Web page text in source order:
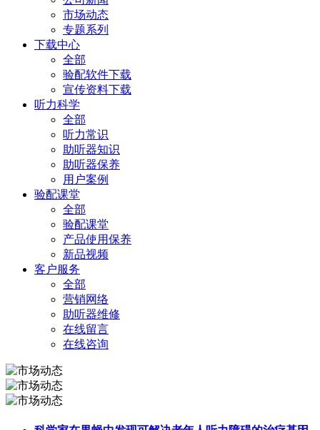
市场动态
专题系列
下载中心
全部
验配软件下载
宣传资料下载
听力科学
全部
听力常识
助听器知识
助听器保养
用户案例
验配课堂
全部
验配课堂
产品使用保养
新品视频
客户服务
全部
营销网络
助听器维修
在线留言
在线咨询